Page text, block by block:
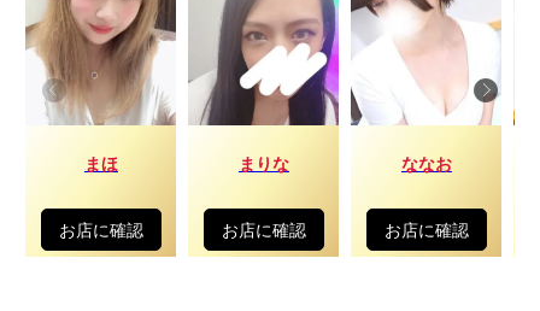
まほ
お店に確認
まりな
お店に確認
ななお
お店に確認